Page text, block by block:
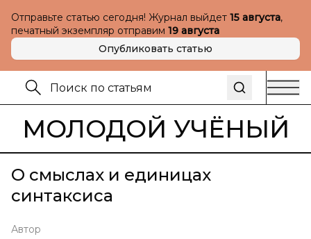
Отправьте статью сегодня! Журнал выйдет 15 августа,
печатный экземпляр отправим 19 августа
Опубликовать статью
МОЛОДОЙ УЧЁНЫЙ
О смыслах и единицах
синтаксиса
Автор